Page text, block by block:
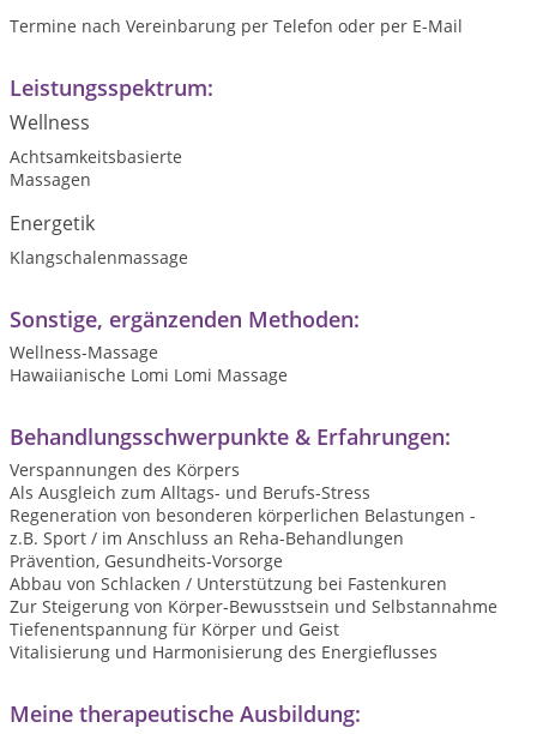
Termine nach Vereinbarung per Telefon oder per E-Mail
Leistungsspektrum:
Wellness
Achtsamkeitsbasierte
Massagen
Energetik
Klangschalenmassage
Sonstige, ergänzenden Methoden:
Wellness-Massage
Hawaiianische Lomi Lomi Massage
Behandlungsschwerpunkte & Erfahrungen:
Verspannungen des Körpers
Als Ausgleich zum Alltags- und Berufs-Stress
Regeneration von besonderen körperlichen Belastungen -
z.B. Sport / im Anschluss an Reha-Behandlungen
Prävention, Gesundheits-Vorsorge
Abbau von Schlacken / Unterstützung bei Fastenkuren
Zur Steigerung von Körper-Bewusstsein und Selbstannahme
Tiefenentspannung für Körper und Geist
Vitalisierung und Harmonisierung des Energieflusses
Meine therapeutische Ausbildung: